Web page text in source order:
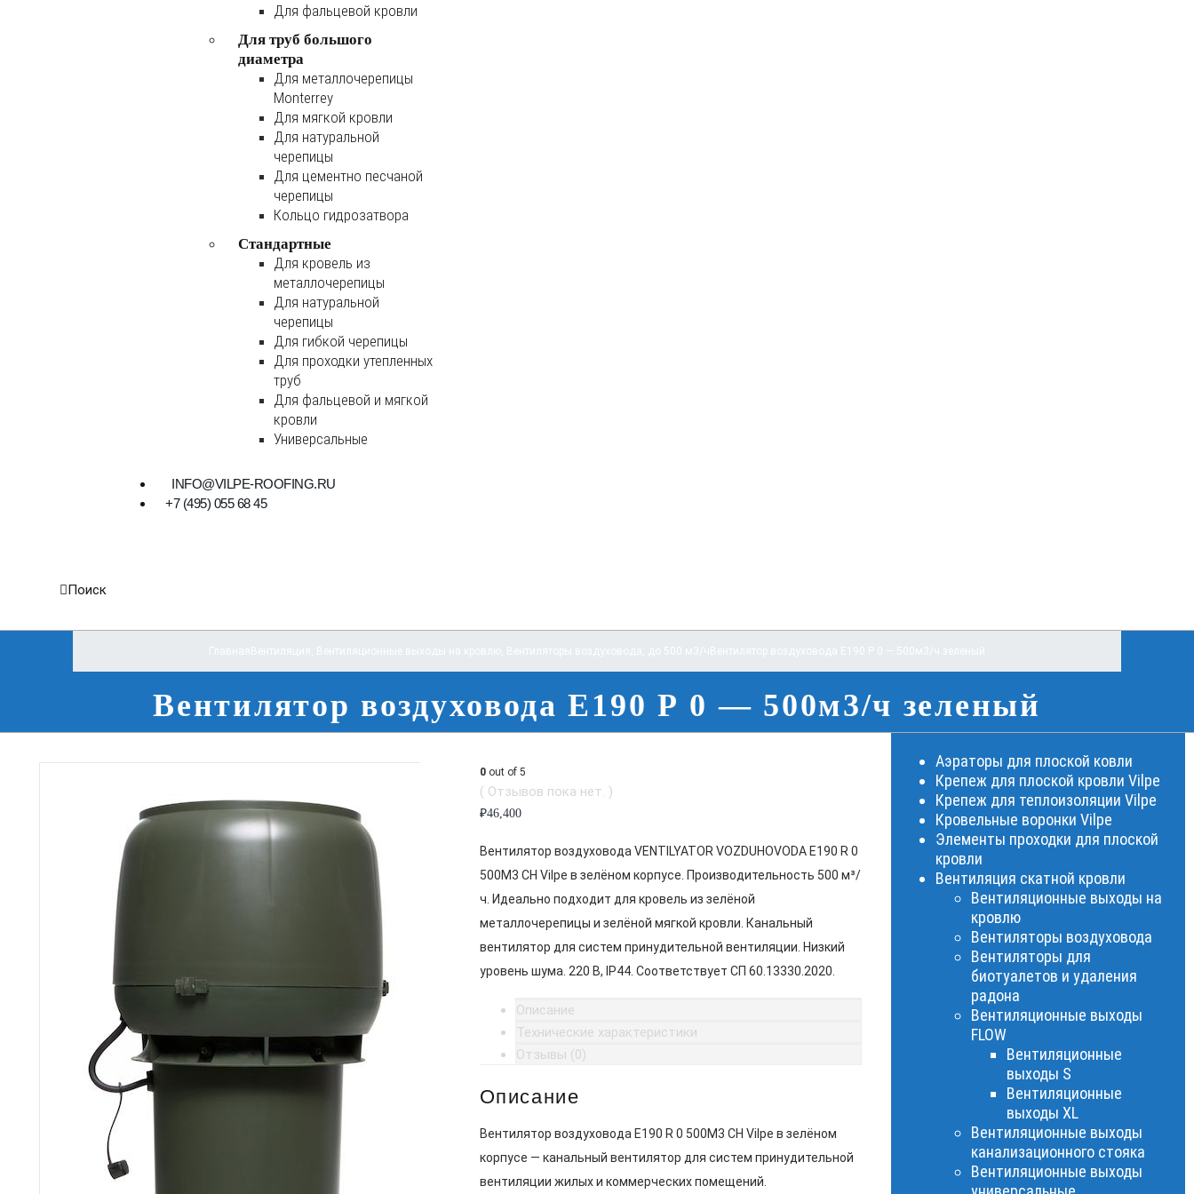
Для фальцевой кровли
Для труб большого
диаметра
Для металлочерепицы
Monterrey
Для мягкой кровли
Для натуральной
черепицы
Для цементно песчаной
черепицы
Кольцо гидрозатвора
Стандартные
Для кровель из
металлочерепицы
Для натуральной
черепицы
Для гибкой черепицы
Для проходки утепленных
труб
Для фальцевой и мягкой
кровли
Универсальные
INFO@VILPE-ROOFING.RU
+7 (495) 055 68 45
Поиск
Вентилятор воздуховода E190 Р 0 — 500м3/ч зеленый
0out of 5
( Отзывов пока нет. )
₽46,400
Вентилятор воздуховода VENTILYATOR VOZDUHOVODA E190 R 0
500M3 CH Vilpe в зелёном корпусе. Производительность 500 м³/
ч. Идеально подходит для кровель из зелёной
металлочерепицы и зелёной мягкой кровли. Канальный
вентилятор для систем принудительной вентиляции. Низкий
уровень шума. 220 В, IP44. Соответствует СП 60.13330.2020.
Описание
Технические характеристики
Отзывы (0)
Описание
Вентилятор воздуховода E190 R 0 500M3 CH Vilpe в зелёном
корпусе — канальный вентилятор для систем принудительной
вентиляции жилых и коммерческих помещений.
Аэраторы для плоской ковли
Крепеж для плоской кровли Vilpe
Крепеж для теплоизоляции Vilpe
Кровельные воронки Vilpe
Элементы проходки для плоской
кровли
Вентиляция скатной кровли
Вентиляционные выходы на
кровлю
Вентиляторы воздуховода
Вентиляторы для
биотуалетов и удаления
радона
Вентиляционные выходы
FLOW
Вентиляционные
выходы S
Вентиляционные
выходы XL
Вентиляционные выходы
канализационного стояка
Вентиляционные выходы